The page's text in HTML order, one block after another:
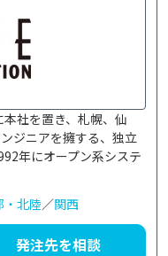
社を置き、札幌、仙
ジニアを擁する、独立
年にオープン系システ
・北陸／関西
発注先を相談